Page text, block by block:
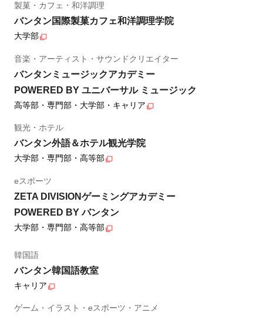
製菓・カフェ・和洋調理
バンタン国際製菓カフェ和洋調理学院
大学部
音楽・アーティスト・サウンドクリエイター
バンタンミュージックアカデミー
POWERED BY ユニバーサル ミュージック
高等部・専門部・大学部・キャリア
観光・ホテル
バンタン外語＆ホテル観光学院
大学部・専門部・高等部
eスポーツ
ZETA DIVISIONゲーミングアカデミー
POWERED BY バンタン
大学部・専門部・高等部
韓国語
バンタン韓国語教室
キャリア
ゲーム・イラスト・eスポーツ・アニメ